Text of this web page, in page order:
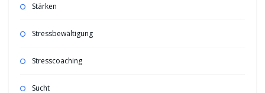
Stärken
Stressbewältigung
Stresscoaching
Sucht